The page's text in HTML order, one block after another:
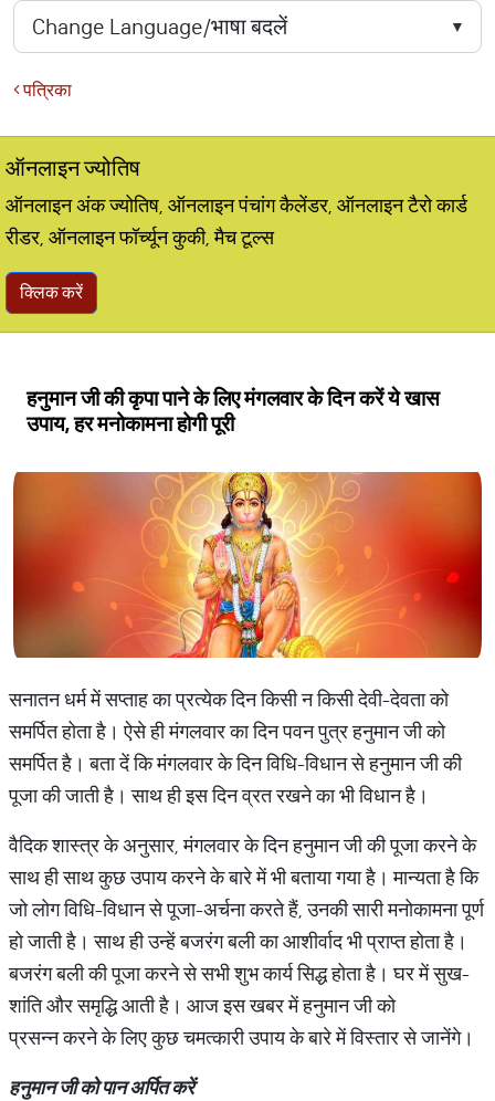
पत्रिका
ऑनलाइन ज्योतिष
ऑनलाइन अंक ज्योतिष, ऑनलाइन पंचांग कैलेंडर, ऑनलाइन टैरो कार्ड
रीडर, ऑनलाइन फॉर्च्यून कुकी, मैच टूल्स
क्लिक करें
हनुमान जी की कृपा पाने के लिए मंगलवार के दिन करें ये खास
उपाय, हर मनोकामना होगी पूरी
सनातन धर्म में सप्ताह का प्रत्येक दिन किसी न किसी देवी-देवता को
समर्पित होता है। ऐसे ही मंगलवार का दिन पवन पुत्र हनुमान जी को
समर्पित है। बता दें कि मंगलवार के दिन विधि-विधान से हनुमान जी की
पूजा की जाती है। साथ ही इस दिन व्रत रखने का भी विधान है।
वैदिक शास्त्र के अनुसार, मंगलवार के दिन हनुमान जी की पूजा करने के
साथ ही साथ कुछ उपाय करने के बारे में भी बताया गया है। मान्यता है कि
जो लोग विधि-विधान से पूजा-अर्चना करते हैं, उनकी सारी मनोकामना पूर्ण
हो जाती है। साथ ही उन्हें बजरंग बली का आशीर्वाद भी प्राप्त होता है।
बजरंग बली की पूजा करने से सभी शुभ कार्य सिद्ध होता है। घर में सुख-
शांति और समृद्धि आती है। आज इस खबर में हनुमान जी को
प्रसन्न करने के लिए कुछ चमत्कारी उपाय के बारे में विस्तार से जानेंगे।
हनुमानजीकोपानअर्पितकरें